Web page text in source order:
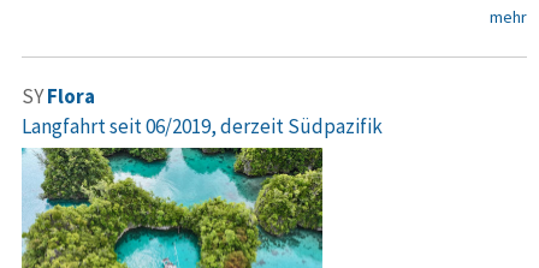
mehr
SYFlora
Langfahrt seit 06/2019, derzeit Südpazifik